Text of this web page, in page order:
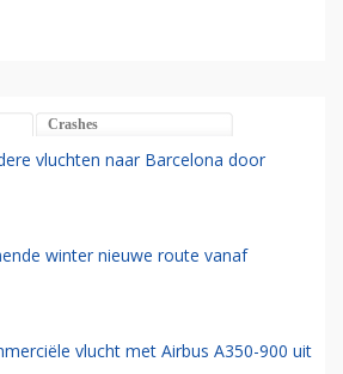
Crashes
vluchten naar Barcelona door
winter nieuwe route vanaf
vlucht met Airbus A350-900 uit